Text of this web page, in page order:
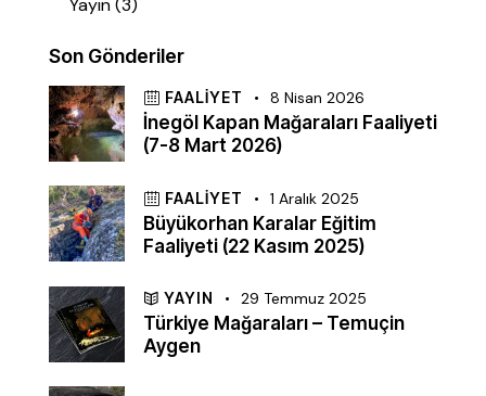
Yayın(3)
Son Gönderiler
FAALIYET 8 Nisan 2026
İnegöl Kapan Mağaraları Faaliyeti
(7-8 Mart 2026)
FAALIYET 1 Aralık 2025
Büyükorhan Karalar Eğitim
Faaliyeti (22 Kasım 2025)
YAYIN 29 Temmuz 2025
Türkiye Mağaraları – Temuçin
Aygen